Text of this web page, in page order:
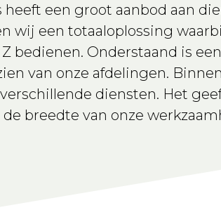
heeft een groot aanbod aan
wij een totaaloplossing
bedienen. Onderstaand is
van onze afdelingen.
diensten. Het
breedte van onze